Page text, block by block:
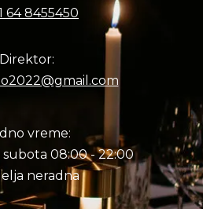
64 8455450
Direktor:
vreme:
08:00 - 22:00
neradna